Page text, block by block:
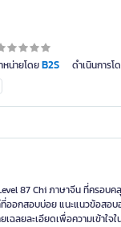
หน่ายโดยB2S ดำเนินการโ
87 Chi ภาษาจีน ที่ครอบ
อกสอบบ่อย แนะแนวข้อสอบ
ฉลยละเอียดเพื่อความเข้าใจ